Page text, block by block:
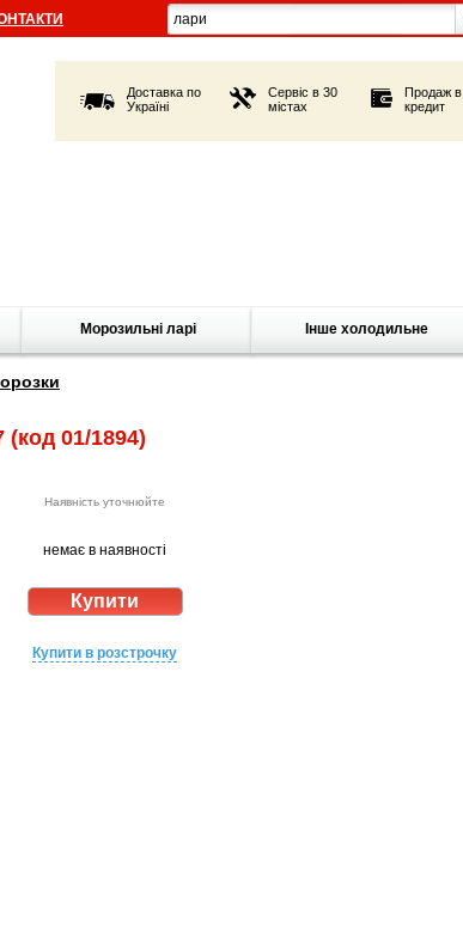
Доставка по
Україні
Сервіс в 30
містах
Продаж в
кредит
Морозильні ларі Інше холодильне
(код 01/1894)
Наявність уточнюйте
немає в наявності
Купити в розстрочку